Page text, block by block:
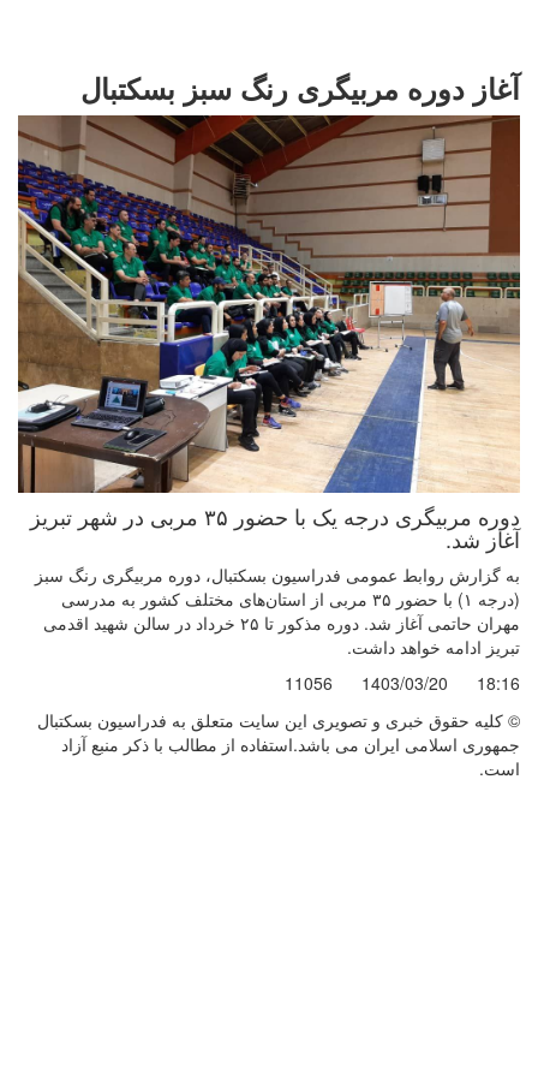
آغاز دوره مربیگری رنگ سبز بسکتبال
دوره مربیگری درجه یک با حضور ۳۵ مربی در شهر تبریز
آغاز شد.
به گزارش روابط عمومی فدراسیون بسکتبال، دوره مربیگری رنگ سبز
(درجه ۱) با حضور ۳۵ مربی از استان‌های مختلف کشور به مدرسی
مهران حاتمی آغاز شد. دوره مذکور تا ۲۵ خرداد در سالن شهید اقدمی
تبریز ادامه خواهد داشت.
18:16
1403/03/20
11056
© کليه حقوق خبری و تصويری اين سايت متعلق به فدراسیون بسکتبال
جمهوری اسلامی ایران می باشد.استفاده از مطالب با ذكر منبع آزاد
است.